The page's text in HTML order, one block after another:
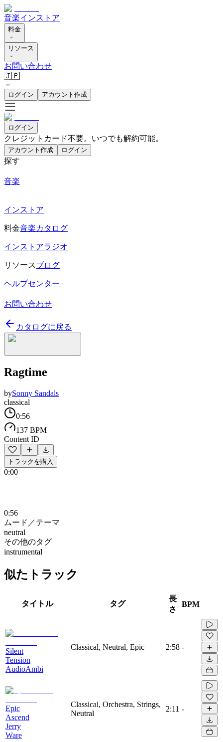
音楽インストア
料金
リソース
お問い合わせ
🇯🇵
ログイン アカウント作成
ログイン
クレジットカード不要。いつでも解約可能。
アカウント作成 ログイン
探す
音楽
インストア
料金音楽カタログ
インストアラジオ
リソースブログ
ヘルプセンター
お問い合わせ
カタログに戻る
Ragtime
bySonny Sandals
classical
0:56
137 BPM
Content ID
トラックを購入
0:00
0:56
ムード／テーマ
neutral
その他のタグ
instrumental
似たトラック
タイトル タグ
長
さ
BPM
Silent
Tension
AudioAmbi
Classical, Neutral, Epic 2:58 -
Epic
Ascend
Jerry
Ware
Classical, Orchestra, Strings,
Neutral
2:11 -